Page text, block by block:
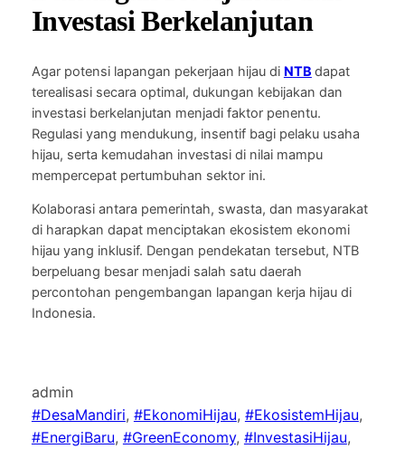
Investasi Berkelanjutan
Agar potensi lapangan pekerjaan hijau di NTB dapat
terealisasi secara optimal, dukungan kebijakan dan
investasi berkelanjutan menjadi faktor penentu.
Regulasi yang mendukung, insentif bagi pelaku usaha
hijau, serta kemudahan investasi di nilai mampu
mempercepat pertumbuhan sektor ini.
Kolaborasi antara pemerintah, swasta, dan masyarakat
di harapkan dapat menciptakan ekosistem ekonomi
hijau yang inklusif. Dengan pendekatan tersebut, NTB
berpeluang besar menjadi salah satu daerah
percontohan pengembangan lapangan kerja hijau di
Indonesia.
admin
#DesaMandiri, #EkonomiHijau, #EkosistemHijau
#EnergiBaru, #GreenEconomy, #InvestasiHijau